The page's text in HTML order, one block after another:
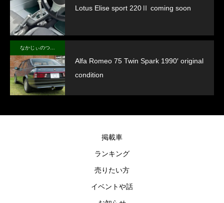
Lotus Elise sport 220Ⅱ coming soon
Alfa Romeo 75 Twin Spark 1990′ original
condition
掲載車
ランキング
売りたい方
イベントや話